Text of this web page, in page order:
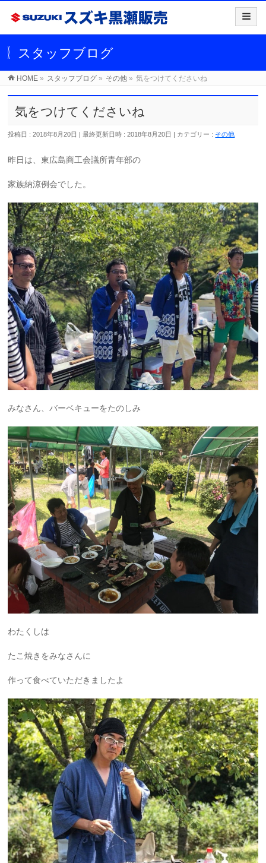
スタッフブログ
HOME » スタッフブログ » その他 » 気をつけてくださいね
気をつけてくださいね
投稿日 : 2018年8月20日 最終更新日時 : 2018年8月20日 カテゴリー : その他
昨日は、東広島商工会議所青年部の
家族納涼例会でした。
みなさん、バーベキューをたのしみ
わたくしは
たこ焼きをみなさんに
作って食べていただきましたよ